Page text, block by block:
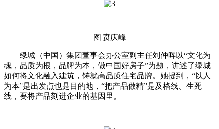
图|贲庆峰
绿城（中国）集团董事会办公室副主任刘仲晖以“文化为
魂，品质为根，品牌为本，做中国好房子”为题，讲述了绿城
如何将文化融入建筑，铸就高品质住宅品牌。她提到，“以人
为本”是出发点也是目的地，“把产品做精”是及格线、生死
线，要将产品刻进企业的基因里。